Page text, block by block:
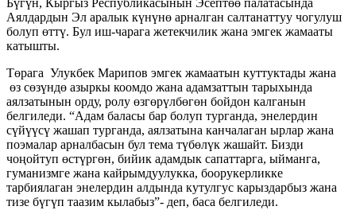
Аялдардын Эл аралык күнүнө арналган салтанаттуу чогулуш
болуп өттү. Бул иш-чарага жетекчилик жана эмгек жамааты
катышты.
Төрага Улукбек Марипов эмгек жамаатын куттуктады жана
өз сөзүндө азыркы коомдо жана адамзаттын тарыхында
аялзатынын орду, ролу өзгөрүлбөгөн бойдон калганын
белгиледи. “Адам баласы бар болуп турганда, энелердин
сүйүүсү жашап турганда, аялзатына канчалаган ырлар жана
поэмалар арналбасын бул тема түбөлүк жашайт. Бизди
чоңойтуп өстүргөн, бийик адамдык сапаттарга, ыйманга,
гуманизмге жана кайрымдуулукка, боорукерликке
тарбиялаган энелердин алдында кутулгус карыздарбыз жана
тизе бүгүп таазим кылабыз”- деп, баса белгиледи.